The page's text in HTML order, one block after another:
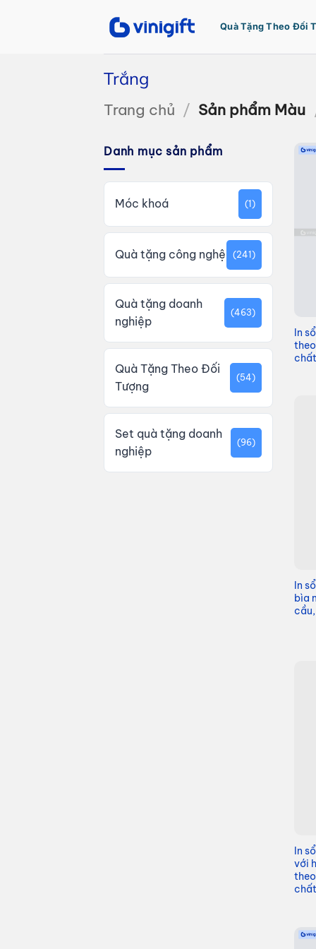
Quà Tặng Theo Đối
Trắng
Trang chủ / Sản phẩm Màu
Danh mục sản phẩm
Móc khoá (1)
Quà tặng công nghệ (241)
Quà tặng doanh
nghiệp
(463)
Quà Tặng Theo Đối
Tượng
(54)
Set quà tặng doanh
nghiệp
(96)
In
In
bìa
In
với